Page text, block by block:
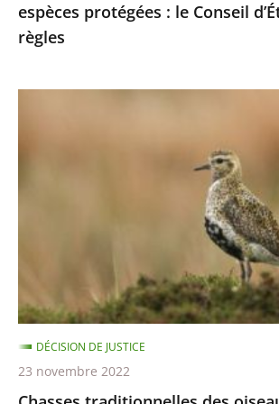
les
règles
espèces protégées : le Conseil
règles
2022
sont
illégales
DÉCISION DE JUSTICE
23 novembre 2022